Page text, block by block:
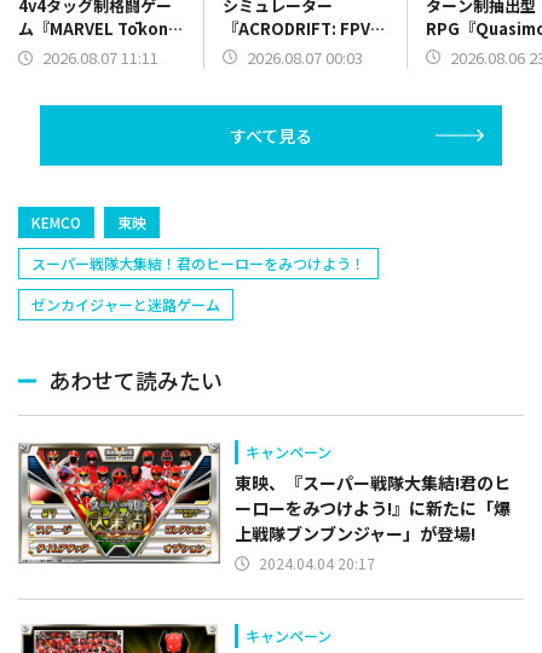
4v4タッグ制格闘ゲー
ム『MARVEL Tōkon:
Fighting Souls』を
2026.08.07 11:11
シミュレーター
『ACRODRIFT: FPV
Drone Simulator』を
2026.08.07 00:03
ターン制抽出型
RPG『
のバージョン
2026.08.06
すべて見る
KEMCO
東映
スーパー戦隊大集結！君のヒーローをみつけよう！
ゼンカイジャーと迷路ゲーム
あわせて読みたい
キャンペーン
東映、『スーパー戦隊大集結!君のヒ
ーローをみつけよう!』に新たに「爆
上戦隊ブンブンジャー」が登場!
2024.04.04 20:17
キャンペーン